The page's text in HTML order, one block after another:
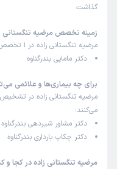
گذاشت.
زمینه تخصص مرضیه تنگستانی
مرضیه تنگستانی زاده در 1 تخصص و در 1 شهر فعالیت دارند:
دکتر مامایی بندرگناوه
برای چه بیماری‌ها و علائمی
مرضیه تنگستانی زاده در تشخیص
می‌کنند:
دکتر مشاور شیردهی بندرگناوه
دکتر چکاپ بارداری بندرگناوه
مرضیه تنگستانی زاده در کجا و